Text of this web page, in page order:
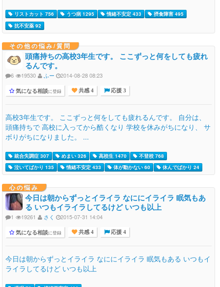
リストカット 756 うつ病 1295 情緒不安定 433
摂食障害 495
抗不安薬 92
その他の悩み/質問
頭痛持ちの高校3年生です。 ここずっと何をしても疲れ
るんです。
6 19530 ふー 2014-08-28 08:23
気になる相談に登録 共感 4 応援 3
高校3年生です。 ここずっと何をしても疲れるんです。 自分は、
頭痛持ちで 高校に入ってから酷くなり 学校を休みがちになり、 サ
ボりがちになりました。 ...
統合失調症 307 めまい 326 高校生 1470
不登校 768
泣いてばかり 135
情緒不安定 433 体が動かない 60 休んでばかり 24
心の悩み
今日は朝からずっとイライラ なににイライラ 眠気もあ
る いつもイライラしてるけど いつも以上
1 19261 さく 2015-07-31 14:04
気になる相談に登録 共感 4 応援 4
今日は朝からずっとイライラ なににイライラ 眠気もある いつもイ
ライラしてるけど いつも以上